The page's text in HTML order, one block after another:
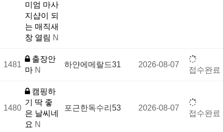
미엄 마사
지샵이 되
는 매직새
창 열림 N
1481
출장안
마 N
하얀에메랄드31 2026-08-07
접수완료
1480
캠핑하
기 딱 좋
은 날씨네
요 N
포근한독수리53 2026-08-07
접수완료